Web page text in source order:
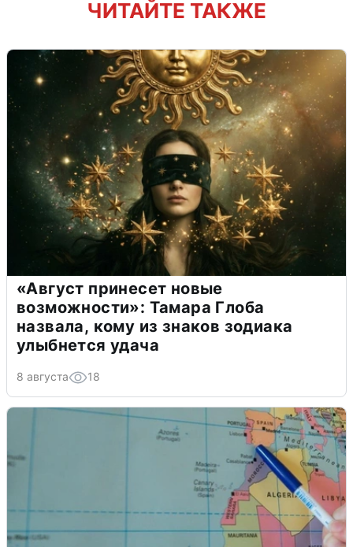
ЧИТАЙТЕ ТАКЖЕ
«Август принесет новые
возможности»: Тамара Глоба
назвала, кому из знаков зодиака
улыбнется удача
8 августа 18